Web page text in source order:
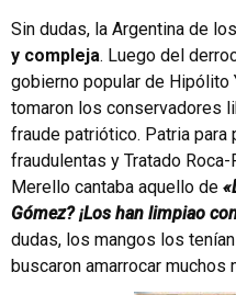
Sin dudas, la Argentina de
y compleja. Luego del
gobierno popular de Hipólito
tomaron los conservadores
fraude patriótico. Patria para
fraudulentas y Tratado
Merello cantaba aquello de
Gómez? ¡Los han limpiao
dudas, los mangos los
buscaron amarrocar muchos